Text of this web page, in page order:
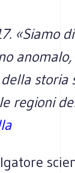
«Siamo
storia
regioni